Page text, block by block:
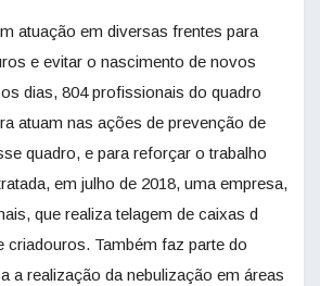
atuação em diversas frentes para
e evitar o nascimento de novos
dias, 804 profissionais do quadro
atuam nas ações de prevenção de
quadro, e para reforçar o trabalho
em julho de 2018, uma empresa,
que realiza telagem de caixas d
criadouros. Também faz parte do
a realização da nebulização em áreas